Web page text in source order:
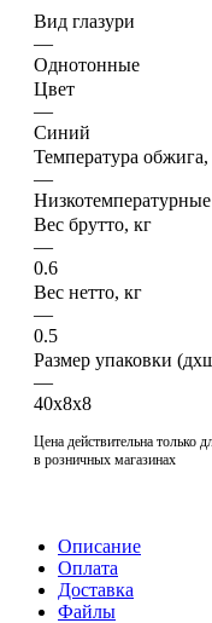
Вид глазури
—
Однотонные
Цвет
—
Синий
Температура обжига,
—
Низкотемпературные
Вес брутто, кг
—
0.6
Вес нетто, кг
—
0.5
Размер упаковки
—
40х8х8
Цена действительна только
в розничных магазинах
Описание
Оплата
Доставка
Файлы